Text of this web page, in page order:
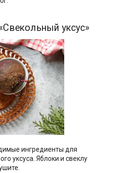
уксус»
ингредиенты для
уксуса. Яблоки и свеклу